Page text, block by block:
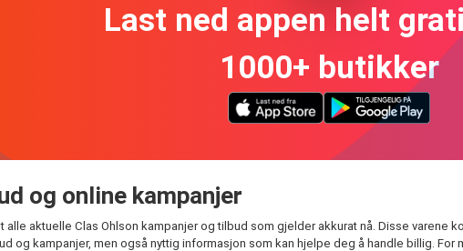
Last ned appen helt
1000+ butikker
og online kampanjer
alle aktuelle Clas Ohlson kampanjer og tilbud som gjelder akkurat nå. Disse
og kampanjer, men også nyttig informasjon som kan hjelpe deg å handle billig. For